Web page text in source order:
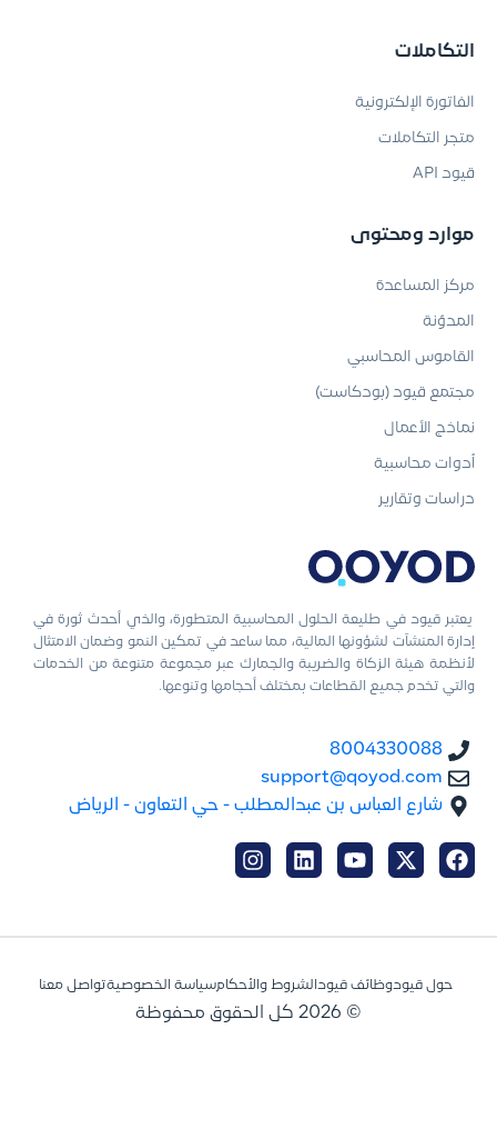
يعتبر قيود في طليعة الحلول المحاسبية المتطورة، والذي أحدث ثورة في
إدارة المنشآت لشؤونها المالية، مما ساعد في تمكين النمو وضمان الامتثال
لأنظمة هيئة الزكاة والضريبة والجمارك عبر مجموعة متنوعة من الخدمات
والتي تخدم جميع القطاعات بمختلف أحجامها وتنوعها.
8004330088
support@qoyod.com
شارع العباس بن عبدالمطلب - حي التعاون - الرياض
التكاملات
الفاتورة الإلكترونية
متجر التكاملات
قيود API
موارد ومحتوى
مركز المساعدة
المدوّنة
القاموس المحاسبي
مجتمع قيود (بودكاست)
نماذج الأعمال
أدوات محاسبية
دراسات وتقارير
حول قيودوظائف قيود الشروط والأحكامسياسة الخصوصيةتواصل معنا
© 2026 كل الحقوق محفوظة